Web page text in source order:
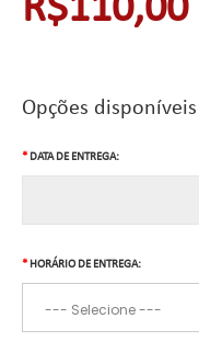
R$110,00
Opções disponíveis
DATA DE ENTREGA:
HORÁRIO DE ENTREGA: